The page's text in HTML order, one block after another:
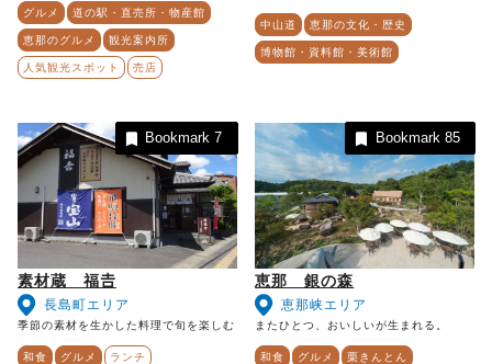
グルメ 道の駅・直売所・物産館
恵那のグルメ 観光案内所
人気観光スポット 売店
中山道 恵那の文化・歴史
博物館・資料館・美術館
素材蔵 福𠮷
長島町エリア
季節の素材を生かした料理で旬を楽しむ
和食 グルメ ランチ
Bookmark7
恵那 銀の森
恵那峡エリア
またひとつ、おいしいが生まれる。
和食 グルメ 栗きんとん
Bookmark 85